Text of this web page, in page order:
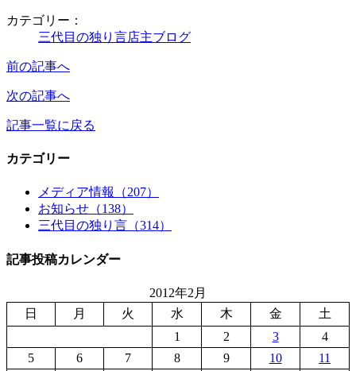
カテゴリー：
三代目の独り言店主ブログ
前の記事へ
次の記事へ
記事一覧に戻る
カテゴリー
メディア情報（207）
お知らせ（138）
三代目の独り言（314）
記事投稿カレンダー
2012年2月
日
月 火 水 木 金
土
1
2 3
4
5
6 7 8 9 10
11